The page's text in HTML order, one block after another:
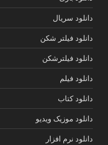
دانلود سریال
دانلود فیلتر شکن
دانلود فیلترشکن
دانلود فیلم
دانلود کتاب
دانلود موزیک ویدیو
دانلود نرم افزار